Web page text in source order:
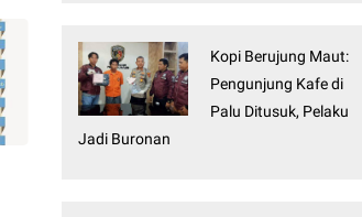
Kopi Berujung Maut:
Pengunjung Kafe di
Palu Ditusuk, Pelaku
Jadi Buronan